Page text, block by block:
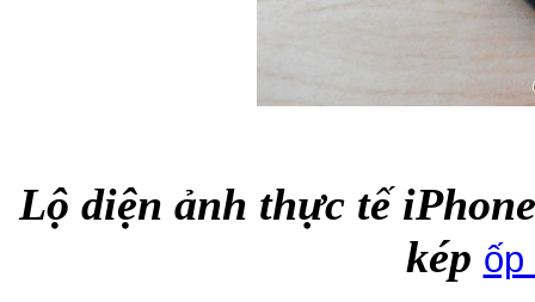
Lộ diện ảnh thực tế
kép ốp